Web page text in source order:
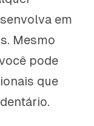
em
Mesmo
pode
que